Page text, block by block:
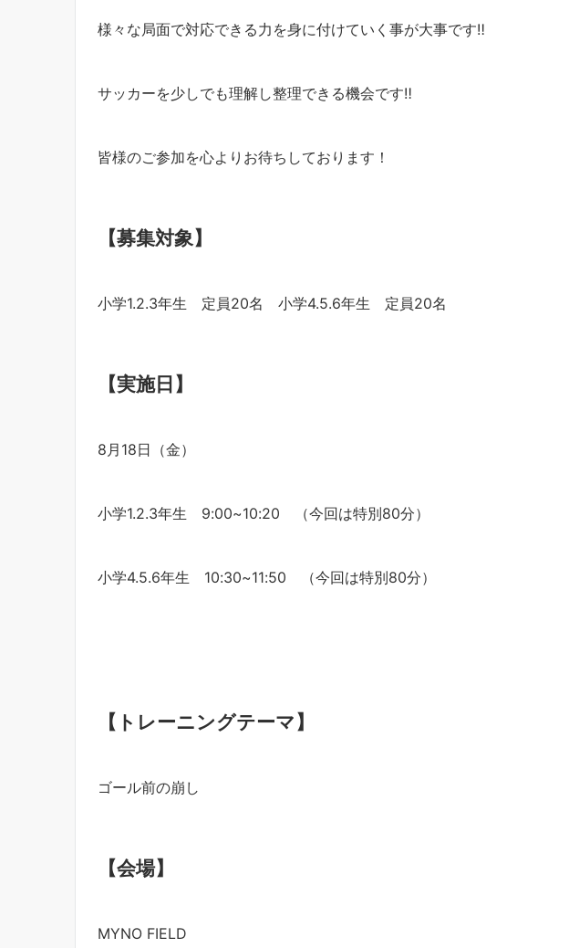
様々な局面で対応できる力を身に付けていく事が大事です‼︎
サッカーを少しでも理解し整理できる機会です‼︎
皆様のご参加を心よりお待ちしております！
【募集対象】
小学1.2.3年生 定員20名 小学4.5.6年生 定員20名
【実施日】
8月18日（金）
小学1.2.3年生 9:00~10:20 （今回は特別80分）
小学4.5.6年生 10:30~11:50 （今回は特別80分）
【トレーニングテーマ】
ゴール前の崩し
【会場】
MYNO FIELD